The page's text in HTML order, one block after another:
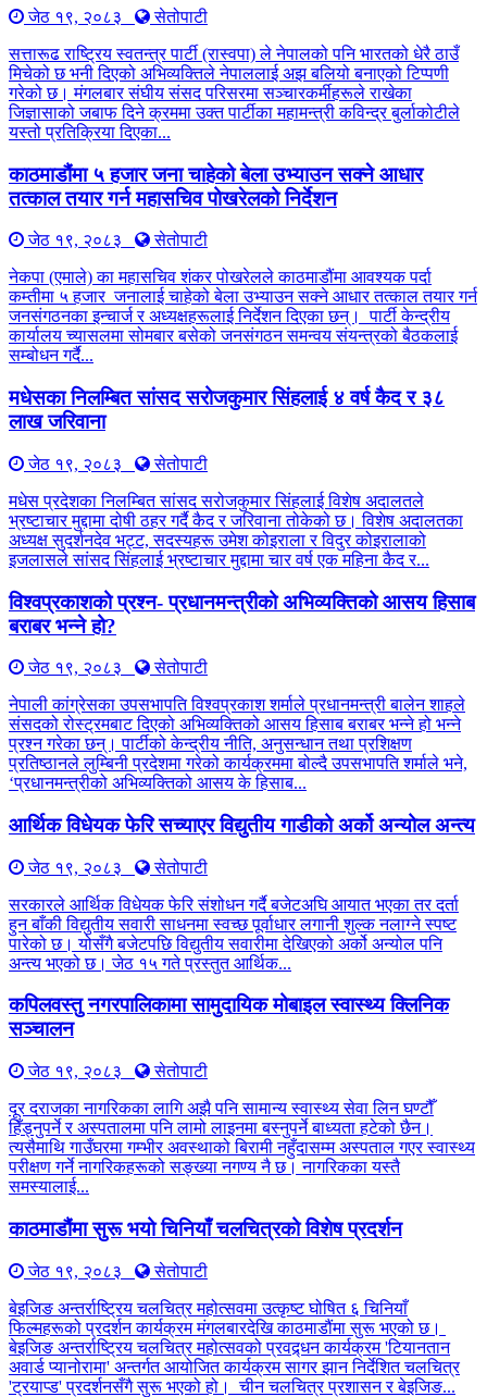
जेठ १९, २०८३
सेतोपाटी
सत्तारूढ राष्ट्रिय स्वतन्त्र पार्टी (रास्वपा) ले नेपालको पनि भारतको धेरै ठाउँ
मिचेको छ भनी दिएको अभिव्यक्तिले नेपाललाई अझ बलियो बनाएको टिप्पणी
गरेको छ। मंगलबार संघीय संसद परिसरमा सञ्चारकर्मीहरूले राखेका
जिज्ञासाको जबाफ दिने क्रममा उक्त पार्टीका महामन्त्री कविन्द्र बुर्लाकोटीले
यस्तो प्रतिक्रिया दिएका...
काठमाडौंमा ५ हजार जना चाहेको बेला उभ्याउन सक्ने आधार
तत्काल तयार गर्न महासचिव पोखरेलको निर्देशन
जेठ १९, २०८३
सेतोपाटी
नेकपा (एमाले) का महासचिव शंकर पोखरेलले काठमाडौंमा आवश्यक पर्दा
कम्तीमा ५ हजार जनालाई चाहेको बेला उभ्याउन सक्ने आधार तत्काल तयार गर्न
जनसंगठनका इन्चार्ज र अध्यक्षहरूलाई निर्देशन दिएका छन्। पार्टी केन्द्रीय
कार्यालय च्यासलमा सोमबार बसेको जनसंगठन समन्वय संयन्त्रको बैठकलाई
सम्बोधन गर्दै...
मधेसका निलम्बित सांसद सरोजकुमार सिंहलाई ४ वर्ष कैद र ३८
लाख जरिवाना
जेठ १९, २०८३
सेतोपाटी
मधेस प्रदेशका निलम्बित सांसद सरोजकुमार सिंहलाई विशेष अदालतले
भ्रष्टाचार मुद्दामा दोषी ठहर गर्दै कैद र जरिवाना तोकेको छ। विशेष अदालतका
अध्यक्ष सुदर्शनदेव भट्ट, सदस्यहरू उमेश कोइराला र विदुर कोइरालाको
इजलासले सांसद सिंहलाई भ्रष्टाचार मुद्दामा चार वर्ष एक महिना कैद र...
विश्वप्रकाशको प्रश्न- प्रधानमन्त्रीको अभिव्यक्तिको आसय हिसाब
बराबर भन्ने हो?
जेठ १९, २०८३
सेतोपाटी
नेपाली कांग्रेसका उपसभापति विश्वप्रकाश शर्माले प्रधानमन्त्री बालेन शाहले
संसदको रोस्ट्रमबाट दिएको अभिव्यक्तिको आसय हिसाब बराबर भन्ने हो भन्ने
प्रश्न गरेका छन्। पार्टीको केन्द्रीय नीति, अनुसन्धान तथा प्रशिक्षण
प्रतिष्ठानले लुम्बिनी प्रदेशमा गरेको कार्यक्रममा बोल्दै उपसभापति शर्माले भने,
‘प्रधानमन्त्रीको अभिव्यक्तिको आसय के हिसाब...
आर्थिक विधेयक फेरि सच्याएर विद्युतीय गाडीको अर्को अन्योल अन्त्य
जेठ १९, २०८३
सेतोपाटी
सरकारले आर्थिक विधेयक फेरि संशोधन गर्दै बजेटअघि आयात भएका तर दर्ता
हुन बाँकी विद्युतीय सवारी साधनमा स्वच्छ पूर्वाधार लगानी शुल्क नलाग्ने स्पष्ट
पारेको छ। योसँगै बजेटपछि विद्युतीय सवारीमा देखिएको अर्को अन्योल पनि
अन्त्य भएको छ। जेठ १५ गते प्रस्तुत आर्थिक...
कपिलवस्तु नगरपालिकामा सामुदायिक मोबाइल स्वास्थ्य क्लिनिक
सञ्चालन
जेठ १९, २०८३
सेतोपाटी
दूर दराजका नागरिकका लागि अझै पनि सामान्य स्वास्थ्य सेवा लिन घण्टौँ
हिँड्नुपर्ने र अस्पतालमा पनि लामो लाइनमा बस्नुपर्ने बाध्यता हटेको छैन।
त्यसैमाथि गाउँघरमा गम्भीर अवस्थाको बिरामी नहुँदासम्म अस्पताल गएर स्वास्थ्य
परीक्षण गर्ने नागरिकहरूको सङ्ख्या नगण्य नै छ। नागरिकका यस्तै
समस्यालाई...
काठमाडौंमा सुरू भयो चिनियाँ चलचित्रको विशेष प्रदर्शन
जेठ १९, २०८३
सेतोपाटी
बेइजिङ अन्तर्राष्ट्रिय चलचित्र महोत्सवमा उत्कृष्ट घोषित ६ चिनियाँ
फिल्महरूको प्रदर्शन कार्यक्रम मंगलबारदेखि काठमाडौंमा सुरू भएको छ।
बेइजिङ अन्तर्राष्ट्रिय चलचित्र महोत्सवको प्रवद्र्धन कार्यक्रम 'टियानतान
अवार्ड प्यानोरामा' अन्तर्गत आयोजित कार्यक्रम सागर झान निर्देशित चलचित्र
'ट्रयाप्ड' प्रदर्शनसँगै सुरू भएको हो। चीन चलचित्र प्रशासन र बेइजिङ...